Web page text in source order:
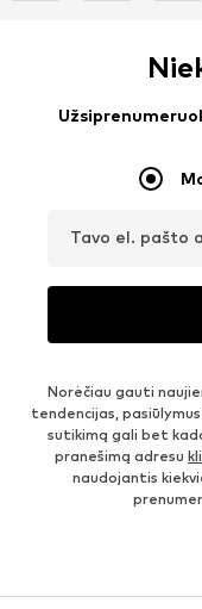
Tavo el. pašto
Norėčiau gauti
tendencijas,
sutikimą gali bet
pranešimą adresu
naudojantis